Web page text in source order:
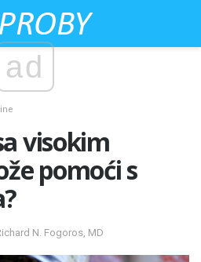
ad
visokim
pomoći s
N. Fogoros, MD